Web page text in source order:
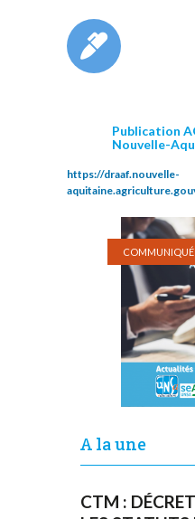
Publication
Nouvelle-
https://draaf.nouvelle-
COMMUNIQUÉ
A la une
CTM :